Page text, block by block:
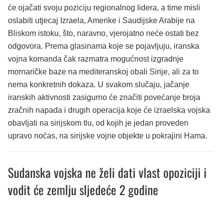
će ojačati svoju poziciju regionalnog lidera, a time misli
oslabiti utjecaj Izraela, Amerike i Saudijske Arabije na
Bliskom istoku, što, naravno, vjerojatno neće ostati bez
odgovora. Prema glasinama koje se pojavljuju, iranska
vojna komanda čak razmatra mogućnost izgradnje
mornaričke baze na mediteranskoj obali Sirije, ali za to
nema konkretnih dokaza. U svakom slučaju, jačanje
iranskih aktivnosti zasigurno će značiti povećanje broja
zračnih napada i drugih operacija koje će izraelska vojska
obavljati na sirijskom tlu, od kojih je jedan proveden
upravo noćas, na sirijske vojne objekte u pokrajini Hama.
Sudanska vojska ne želi dati vlast opoziciji i
vodit će zemlju sljedeće 2 godine